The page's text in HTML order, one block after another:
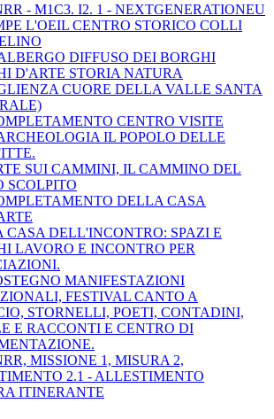
- M1C3. I2. 1 - NEXTGENERATIONEU
L'OEIL CENTRO STORICO COLLI
DIFFUSO DEI BORGHI
D'ARTE STORIA NATURA
CUORE DELLA VALLE SANTA
CENTRO VISITE
IL POPOLO DELLE
SUI CAMMINI, IL CAMMINO DEL
SCOLPITO
DELLA CASA
CASA DELL'INCONTRO: SPAZI E
LAVORO E INCONTRO PER
MANIFESTAZIONI
FESTIVAL CANTO A
STORNELLI, POETI, CONTADINI,
E RACCONTI E CENTRO DI
MISSIONE 1, MISURA 2,
2.1 - ALLESTIMENTO
ITINERANTE